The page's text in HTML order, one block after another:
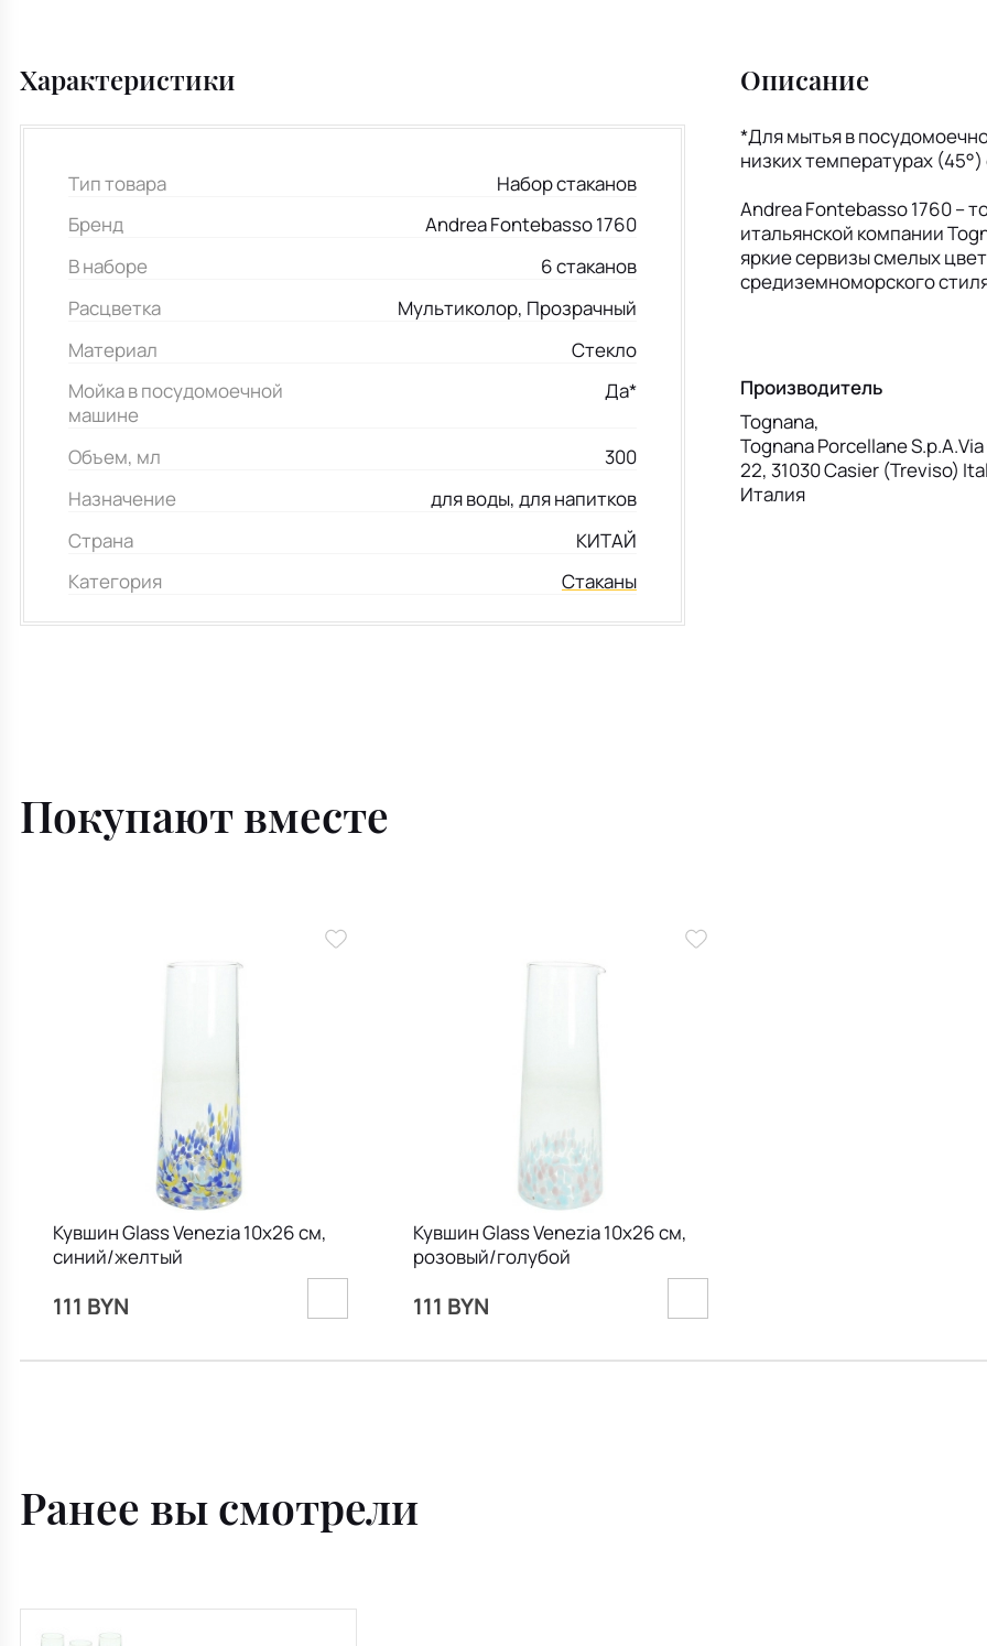
Характеристики
Тип товара
Набор стаканов
Бренд
Andrea Fontebasso 1760
В наборе
6 стаканов
Расцветка
Мультиколор, Прозрачный
Материал
Стекло
Мойка в посудомоечной
машине
Да*
Объем, мл
300
Назначение
для воды, для напитков
Страна
КИТАЙ
Категория
Стаканы
Описание
*Для мытья в
низких температурах
Andrea Fontebasso 1760 –
итальянской компании
яркие сервизы смелых
средиземноморского
Производитель
Tognana,
Tognana Porcellane
22, 31030 Casier (Treviso)
Италия
Покупают вместе
Кувшин Glass Venezia 10х26 см,
синий/желтый
111 BYN
Кувшин Glass Venezia 10х26 см,
розовый/голубой
111 BYN
Ранее вы смотрели